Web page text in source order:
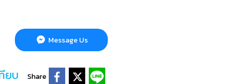
Message Us
ยบ Share